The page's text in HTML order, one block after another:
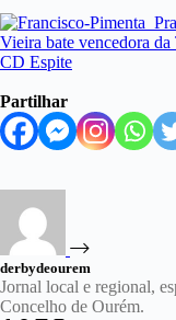
Partilhar
derbydeourem
Jornal local e regional,
Concelho de Ourém.